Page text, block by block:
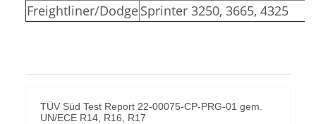
Freightliner/DodgeSprinter 3250, 3665, 4325
TÜV Süd Test Report 22-00075-CP-PRG-01 gem.
UN/ECE R14, R16, R17